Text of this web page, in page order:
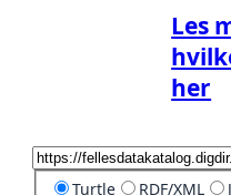
Les
her
Turtle RDF/XML